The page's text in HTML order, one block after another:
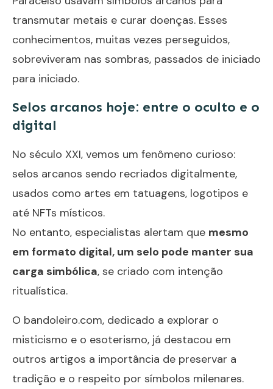
transmutar metais e curar doenças. Esses
conhecimentos, muitas vezes perseguidos,
sobreviveram nas sombras, passados de iniciado
para iniciado.
Selos arcanos hoje: entre o oculto e o
digital
No século XXI, vemos um fenômeno curioso:
selos arcanos sendo recriados digitalmente,
usados como artes em tatuagens, logotipos e
até NFTs místicos.
No entanto, especialistas alertam que mesmo
em formato digital, um selo pode manter sua
carga simbólica, se criado com intenção
ritualística.
O bandoleiro.com, dedicado a explorar o
misticismo e o esoterismo, já destacou em
outros artigos a importância de preservar a
tradição e o respeito por símbolos milenares.